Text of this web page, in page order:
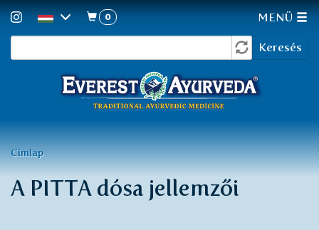
űrlap
Keresés
0 MENÜ
Jelenlegi
hely
Címlap
A PITTA dósa jellemzői